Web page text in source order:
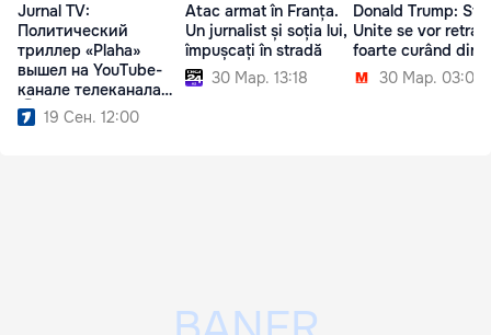
Jurnal TV:
Политический
триллер «Plaha»
вышел на YouTube-
канале телеканала
Ⓟ 19 Сен. 12:00
Atac armat în Franța.
Un jurnalist și soția lui,
împușcați în stradă
30 Мар. 13:18
Donald Trump:
Unite se vor
foarte curând din
30 Мар. 03:00